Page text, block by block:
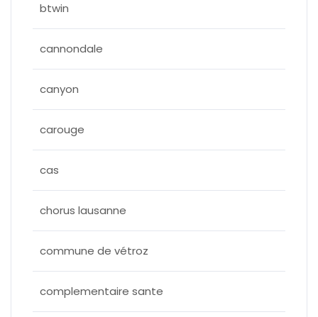
btwin
cannondale
canyon
carouge
cas
chorus lausanne
commune de vétroz
complementaire sante